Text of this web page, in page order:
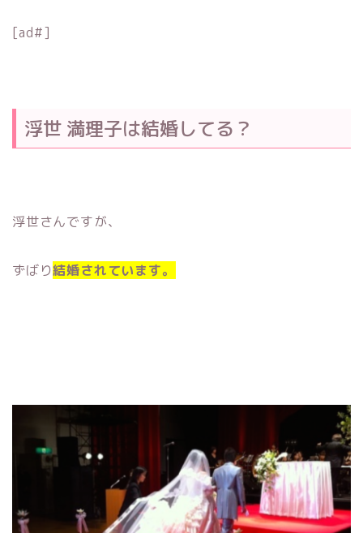
[ad#]
浮世 満理子は結婚してる？
浮世さんですが、
ずばり結婚されています。